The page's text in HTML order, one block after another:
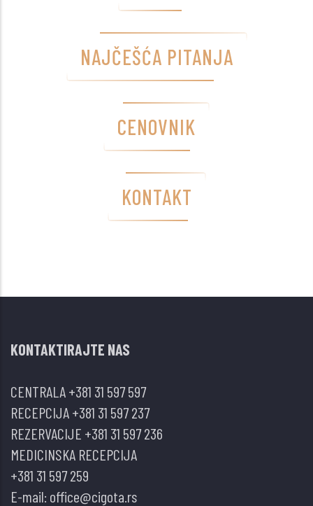
NAJČEŠĆA PITANJA
CENOVNIK
KONTAKT
KONTAKTIRAJTE NAS
CENTRALA+381 31 597 597
RECEPCIJA+381 31 597 237
REZERVACIJE +381 31 597 236
MEDICINSKA RECEPCIJA
+381 31 597 259
E-mail: office@cigota.rs